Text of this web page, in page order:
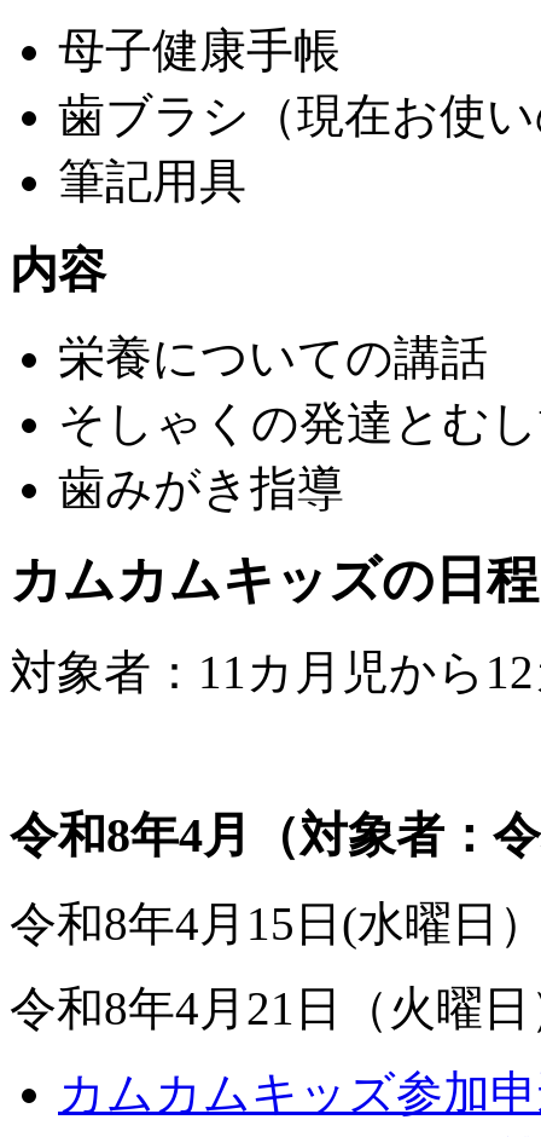
母子健康手帳
歯ブラシ（現在お使
筆記用具
内容
栄養についての講話
そしゃくの発達とむ
歯みがき指導
カムカムキッズの日程
対象者：11カ月児から
令和8年4月（対象者：
令和8年4月15日(水曜日
令和8年4月21日（火曜
カムカムキッズ参加